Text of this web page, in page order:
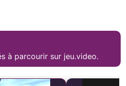
à parcourir sur jeu.video.